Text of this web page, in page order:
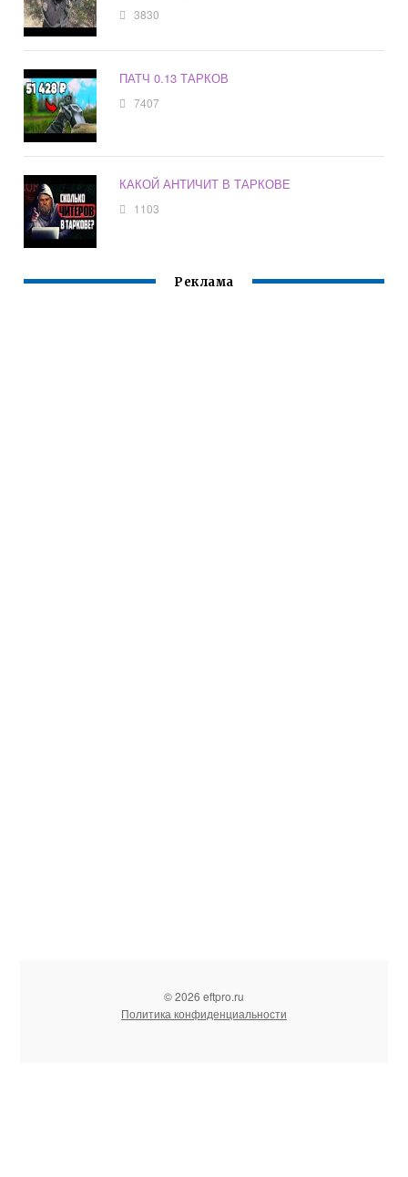
3830
ПАТЧ 0.13 ТАРКОВ
7407
КАКОЙ АНТИЧИТ В ТАРКОВЕ
1103
Реклама
© 2026 eftpro.ru
Политика конфиденциальности